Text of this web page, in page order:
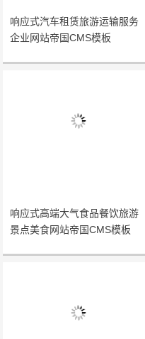
响应式汽车租赁旅游运输服务
企业网站帝国CMS模板
响应式高端大气食品餐饮旅游
景点美食网站帝国CMS模板